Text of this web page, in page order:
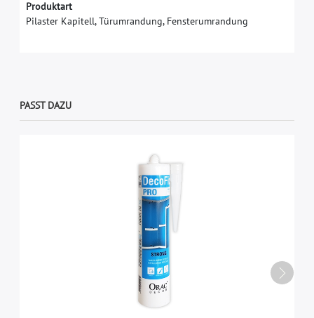
Produktart
Pilaster Kapitell, Türumrandung, Fensterumrandung
PASST DAZU